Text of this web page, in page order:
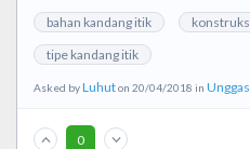
bahan kandang itik
tipe kandang itik
Asked byLuhuton 20/04/2018 in Unggas
0